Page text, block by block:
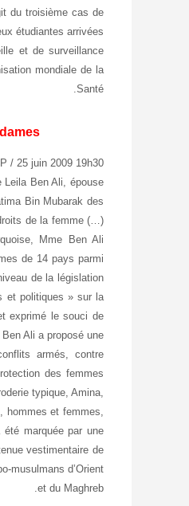
du troisième cas de
étudiantes arrivées
et de surveillance
mondiale de la
Santé.
/ 25 juin 2009 19h30
Leila Ben Ali, épouse
Bin Mubarak des
de la femme (…)
Mme Ben Ali
de 14 pays parmi
de la législation
et politiques » sur la
exprimé le souci de
Ali a proposé une
armés, contre
des femmes
typique, Amina,
hommes et femmes,
marquée par une
vestimentaire de
musulmans d’Orient
et du Maghreb.